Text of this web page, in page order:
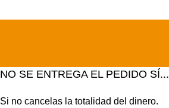
NO SE ENTREGA EL PEDIDO SÍ...
Si no cancelas la totalidad del dinero.